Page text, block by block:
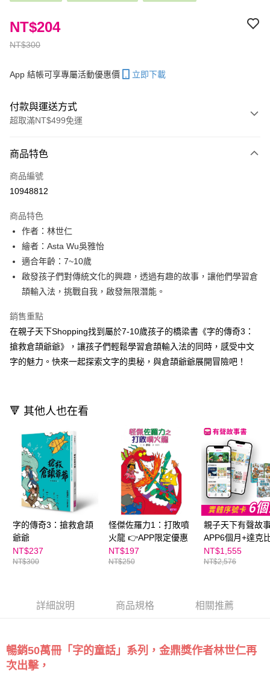
NT$300
NT$204
App 結帳可享專屬活動優惠價 立即下載
付款與運送方式
超取滿NT$499免運
信用卡一次付款
LINE Pay
大哥付你分期
相關說明
【大哥付你分期使用說明】
1.本服務由台灣大哥大提供，台灣大哥大用戶可立即使用無須另外申請。
2.付款方式選擇「大哥付你分期」，訂單成立後會自動跳轉到大哥付的交易
流程，驗證手機門號後，選擇欲分期的期數、繳款截止日，確認付款後即完
3.實際核准額度、可分期數及費用金額請依後續交易確認頁面所載為準。
4.訂單成立30分鐘內，如未前往確認交易或遇審核未通過，訂單將自動取
消。如遇「轉專審核」未通過狀況，表示未達大哥付你分期系統評分，恕無
法說明評估內容。
1.分期款項不併入電信帳單，「大哥付你分期」於每月結算日後寄送繳費提
1.本服務係由「台灣大哥大股份有限公司」（以下簡稱本公司）所提供，讓
用戶於交易時，得透過本服務購買商品或服務，並由商店將買賣／分期付款
買賣價金債權讓與本公司後，依約使用本公司帳單繳交帳款。
2.基於同意付款使用「大哥付你分期」之契約關係目的，商店將以您的個人
資料（包含姓名、電話或地址）提供予台灣大哥大進項蒐集、處理及利用，
由本公司與您本人進行分期帳單所需資料之確認、核對及更正。
3.完整用戶服務條款，請詳閱以下連結：https://oppay.tw/userRule
AFTEE先享後付
相關說明
【關於「AFTEE先享後付」】
便利好安心！
１．簡單：不需註冊會員、不需綁卡、不需儲值。
２．便利：只要手機號碼，簡訊認證，即可結帳。
３．安心：先確認商品／服務後，再付款。
３．收到繳費通知簡訊後14天內，點擊此簡訊中的連結，可透過四大超商／
※ 請注意：結帳手續完成當下不需立刻繳費，但若您需要取消訂單，請聯絡
購買商品的店家。未經商家同意取消之訂單仍視為有效，需透過AFTEE先享
後付繳納相關費用。
※ 交易是否成功請以「AFTEE先享後付 」之結帳頁面顯示為準，若有關於
是否繳費成功／繳費後需取消欲退款等相關疑問，請聯繫「AFTEE先享後付
客戶支援中心」
https://netprotections.freshdesk.com/support/home
【注意事項】
１．透過由恩沛科技股份有限公司提供之「AFTEE先享後付」服務完成之交
易，需依本服務之必要範圍內提供個人資料，並將交易相關給付款項請求債
權轉讓予恩沛科技股份有限公司。
２．關於個人資料處理事宜，請瀏覽以下網址：
https://aftee.tw/terms/#terms3
４．使用「AFTEE先享後付」時，將依據個別帳號之用戶狀況，依本公司即
５．嚴禁一人註冊多個帳號或使用他人資訊註冊。若發現惡意使用之情形，
恩沛科技股份有限公司將有權停止該用戶之使用額度並採取法律行動。
運送方式
付款後全家取貨｜8/8-8/14運費優惠，結帳滿499即享免運。
每筆NT$70，滿NT$499(含以上)免運費
每筆NT$70，滿NT$800(含以上)免運費
國內宅配/郵寄 (不適用離島、海外及郵局i郵箱)
每筆NT$70，滿NT$800(含以上)免運費
離島宅配（澎湖、金門、馬祖、小琉球；不適用於郵局i郵箱）
每筆NT$200
海外包裹航空運送 查看運費
商品特色
商品編號
10948812
商品特色
作者：林世仁
繪者：Asta Wu吳雅怡
適合年齡：7~10歲
啟發孩子們對傳統文化的興趣，透過有趣的故事，讓他們學習倉
頡輸入法，挑戰自我，啟發無限潛能。
銷售重點
在親子天下Shopping找到屬於7-10歲孩子的橋梁書《字的傳奇3：
搶救倉頡爺爺》，讓孩子們輕鬆學習倉頡輸入法的同時，感受中文
字的魅力。快來一起探索文字的奧秘，與倉頡爺爺展開冒險吧！
🔻 其他人也在看
字的傳奇3：搶救倉頡
爺爺
NT$237
NT$300
怪傑佐羅力1：打敗噴
火龍 👉APP限定優惠
NT$197
NT$250
親子天下有聲故
APP6個月+達克
1-5集入門組
NT$1,555
NT$2,576
詳細說明 商品規格 相關推薦
暢銷50萬冊「字的童話」系列，金鼎獎作者林世仁再
次出擊，